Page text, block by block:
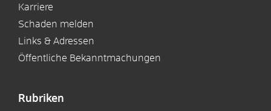
Karriere
Schaden melden
Links & Adressen
Öffentliche Bekanntmachungen
Rubriken